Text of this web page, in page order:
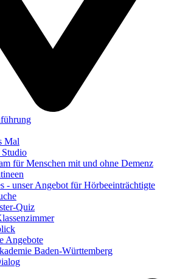
Mal
Studio
für Menschen mit und ohne Demenz
- unser Angebot für Hörbeeinträchtigte
Quiz
Angebote
Baden-Württemberg